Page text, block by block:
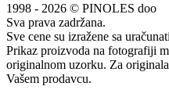
1998 - 2026 © PINOLES doo
Sva prava zadržana.
Sve cene su izražene sa
Prikaz proizvoda na fotografiji
originalnom uzorku. Za
Vašem prodavcu.